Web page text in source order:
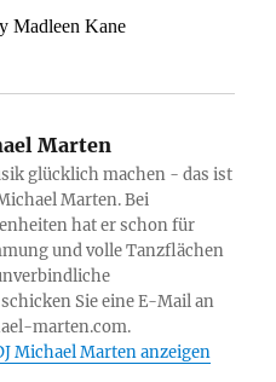
Marten
glücklich machen - das ist
Marten. Bei
hat er schon für
und volle Tanzflächen
Sie eine E-Mail an
marten.com.
Michael Marten anzeigen